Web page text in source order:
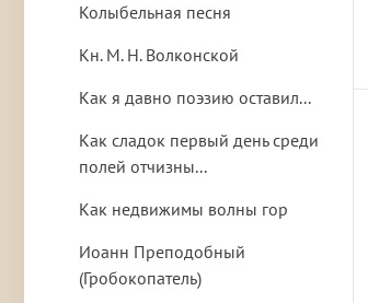
Колыбельная песня
Кн. М. Н. Волконской
Как я давно поэзию оставил...
Как сладок первый день среди
полей отчизны...
Как недвижимы волны гор
Иоанн Преподобный
(Гробокопатель)